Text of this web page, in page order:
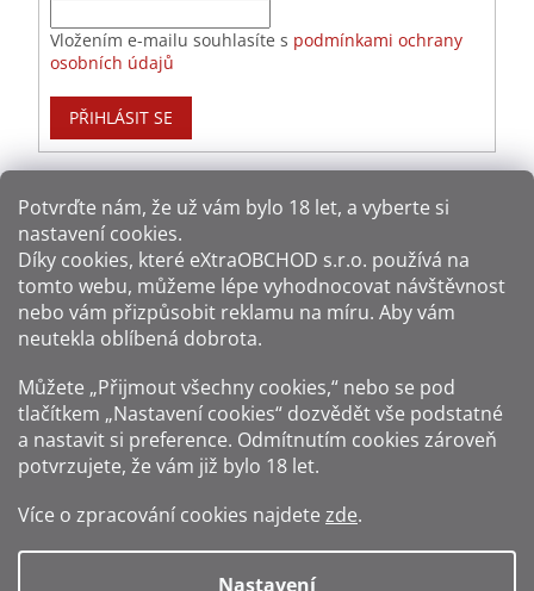
Potvrďte nám​​, že už vám bylo 18 let, a vyberte si
nastavení cookies.
Díky cookies, které eXtraOBCHOD s.r.o. používá na
tomto webu, můžeme lépe vyhodnocovat návštěvnost
nebo vám přizpůsobit reklamu na míru. Aby vám
neutekla oblíbená dobrota.
Můžete „Přijmout všechny cookies,“ nebo se pod
tlačítkem „Nastavení cookies“ dozvědět vše podstatné
a nastavit si preference. Odmítnutím cookies zároveň
potvrzujete, že vám již bylo 18 let.
Více o zpracování cookies najdete zde.
Nastavení
Vložením e-mailu souhlasíte s podmínkami ochrany
osobních údajů
PŘIHLÁSIT SE
Způsoby dopravy:
Zákaz prodeje alkoholu osobám mladším 18 let.